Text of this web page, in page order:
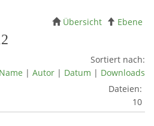
Übersicht Ebene
Sortiert nach:
Name | Autor | Datum | Downloads
Dateien:
10